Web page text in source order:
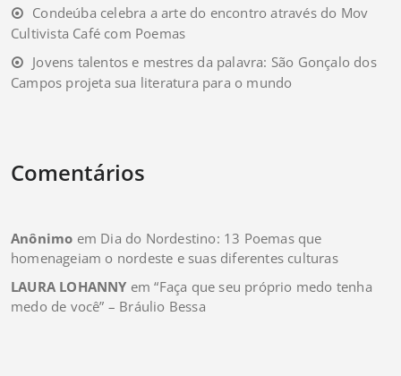
Condeúba celebra a arte do encontro através do Mov
Cultivista Café com Poemas
Jovens talentos e mestres da palavra: São Gonçalo dos
Campos projeta sua literatura para o mundo
Comentários
Anônimo em Dia do Nordestino: 13 Poemas que
homenageiam o nordeste e suas diferentes culturas
LAURA LOHANNY em“Faça que seu próprio medo tenha
medo de você” – Bráulio Bessa